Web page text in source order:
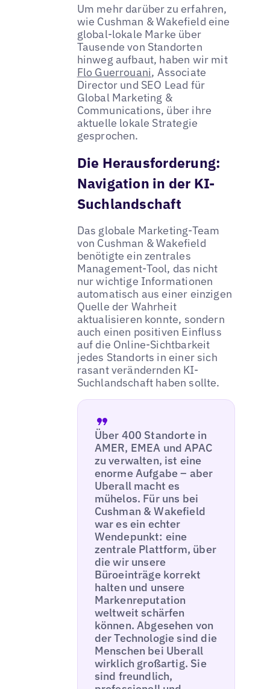
Um mehr darüber zu erfahren,
wie Cushman & Wakefield eine
global-lokale Marke über
Tausende von Standorten
hinweg aufbaut, haben wir mit
Flo Guerrouani, Associate
Director und SEO Lead für
Global Marketing &
Communications, über ihre
aktuelle lokale Strategie
gesprochen.
Die Herausforderung:
Navigation in der KI-
Suchlandschaft
Das globale Marketing-Team
von Cushman & Wakefield
benötigte ein zentrales
Management-Tool, das nicht
nur wichtige Informationen
automatisch aus einer einzigen
Quelle der Wahrheit
aktualisieren konnte, sondern
auch einen positiven Einfluss
auf die Online-Sichtbarkeit
jedes Standorts in einer sich
rasant verändernden KI-
Suchlandschaft haben sollte.
Über 400 Standorte in
AMER, EMEA und APAC
zu verwalten, ist eine
enorme Aufgabe – aber
Uberall macht es
mühelos. Für uns bei
Cushman & Wakefield
war es ein echter
Wendepunkt: eine
zentrale Plattform, über
die wir unsere
Büroeinträge korrekt
halten und unsere
Markenreputation
weltweit schärfen
können. Abgesehen von
der Technologie sind die
Menschen bei Uberall
wirklich großartig. Sie
sind freundlich,